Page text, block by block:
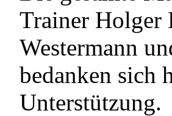
Trainer Holger
Westermann
bedanken sich
Unterstützung.